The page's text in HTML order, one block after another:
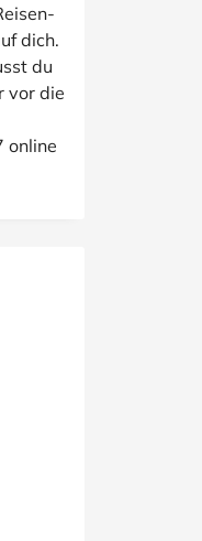
dich.
du
vor die
online